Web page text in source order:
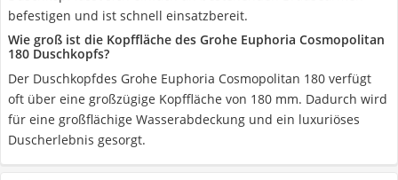
befestigen und ist schnell einsatzbereit.
Wie groß ist die Kopffläche des Grohe Euphoria Cosmopolitan
180 Duschkopfs?
Der Duschkopfdes Grohe Euphoria Cosmopolitan 180 verfügt
oft über eine großzügige Kopffläche von 180 mm. Dadurch wird
für eine großflächige Wasserabdeckung und ein luxuriöses
Duscherlebnis gesorgt.